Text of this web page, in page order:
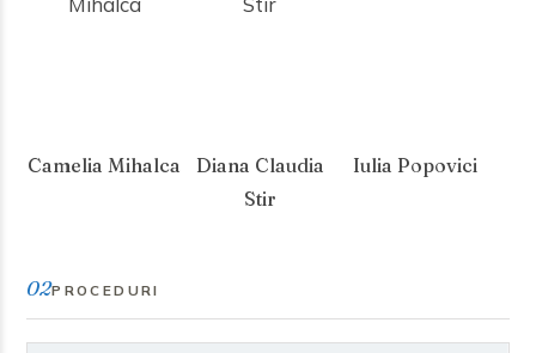
Camelia Mihalca
Diana Claudia
Stir
Iulia Popovici
02PROCEDURI